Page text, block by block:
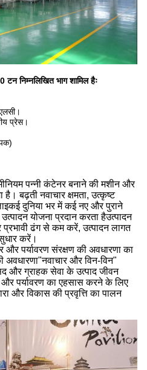
टन निम्नलिखित भाग शामिल हैः
प्रेस।
पन्नी कंटेनर बनाने की मशीन और
बढ़ती नवाचार क्षमता, उत्कृष्ट
दुनिया भर में कई नए और पुराने
योजना प्रदान करता हैउत्पादन
ढंग से कम करें, उत्पादन लागत
करें।
और पर्यावरण संरक्षण की अवधारणा का
अवधारणा"नवाचार और विन-विन"
और ग्राहक सेवा के उत्पाद जीवन
पर्यावरण का एहसास करने के लिए
और विकास की प्रवृत्ति का पालन